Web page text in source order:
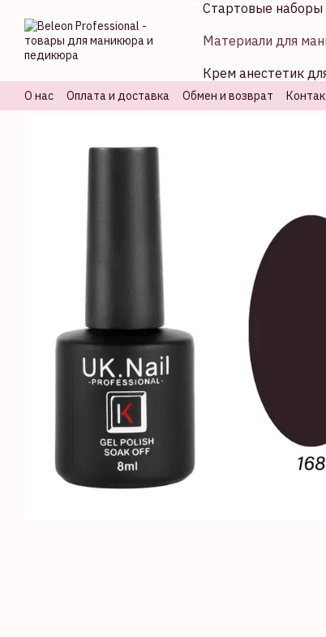
Стартовые наборы
Материали для
Крем анестетик
О нас Оплата и доставка Обмен и возврат